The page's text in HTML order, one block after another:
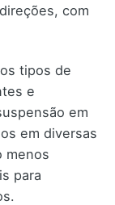
com
tipos de
e
em
em diversas
menos
para